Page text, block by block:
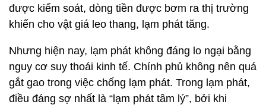
được kiểm soát, dòng tiền được bơm ra thị trường
khiến cho vật giá leo thang, lạm phát tăng.
Nhưng hiện nay, lạm phát không đáng lo ngại bằng
nguy cơ suy thoái kinh tế. Chính phủ không nên quá
gắt gao trong việc chống lạm phát. Trong lạm phát,
điều đáng sợ nhất là “lạm phát tâm lý”, bởi khi